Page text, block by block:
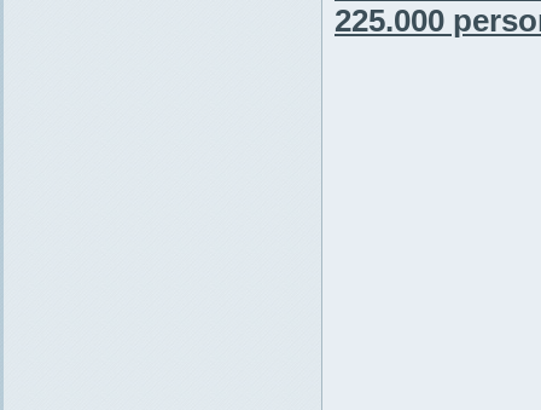
225.000